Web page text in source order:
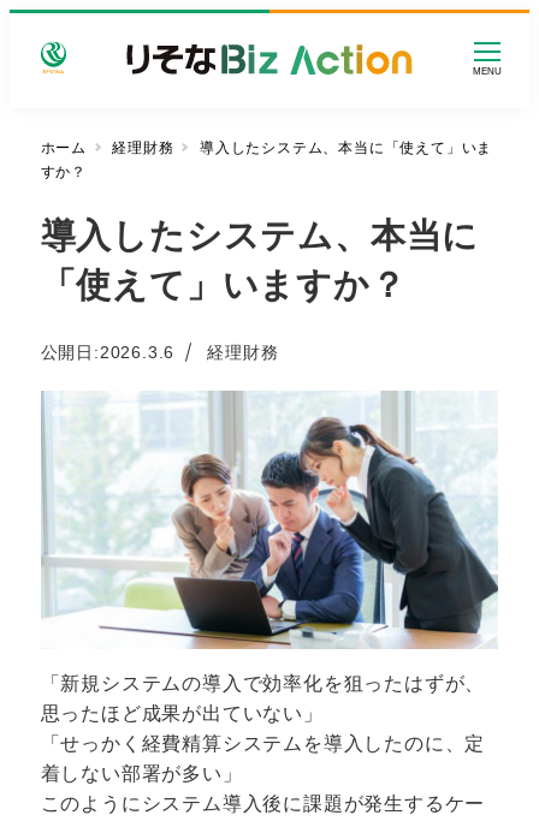
MENU
ホーム 経理財務
導入したシステム、本当に「使えて」いま
すか？
導入したシステム、本当に
「使えて」いますか？
公開日:
投稿日
2026.3.6 カテゴリー
経理財務
「新規システムの導入で効率化を狙ったはずが、
思ったほど成果が出ていない」
「せっかく経費精算システムを導入したのに、定
着しない部署が多い」
このようにシステム導入後に課題が発生するケー